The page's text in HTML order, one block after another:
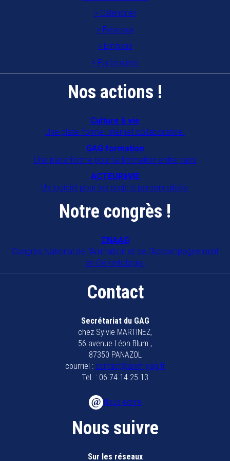
Association familles rurales "A Gran
SAINT MICHEL
CAP ANIM 22
SAINT BRIEUC
COORD'ÂGE 34
TAVAUX
Collectif anim 79
79200 Parthenay
Marennes Oléron
EHPAD BAUER
EHPAD Bayonne
EHPAD Chatelat Melun
Calendrier
Réseaux
Emplois
Partenaires
Nos actions !
Culture à vie
Une plate-forme Internet collaborative.
GAG formation
Une plate-forme pour la formation entre pairs
ACTEURàVIE
Un logiciel pour les projets personnalisés.
Notre congrès !
CNAAG
Congrès National de l'Animation et de l'Accompagnement
en Gérontologie.
Contact
Secrétariat du GAG
chez Sylvie MARTINEZ,
56 avenue Léon Blum ,
87350 PANAZOL
courriel : contact@anim-gag.fr
Tel. : 06.74.14.25.13
Nous écrire
Nous suivre
Sur les réseaux